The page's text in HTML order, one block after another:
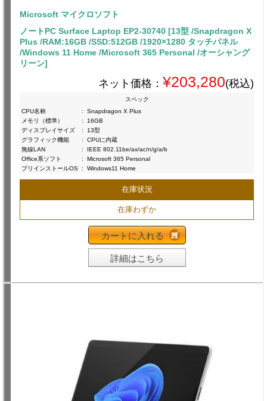
Microsoft マイクロソフト
ノートPC Surface Laptop EP2-30740 [13型 /Snapdragon X
Plus /RAM:16GB /SSD:512GB /1920×1280 タッチパネル
/Windows 11 Home /Microsoft 365 Personal /オーシャング
リーン]
ネット価格： ¥203,280(税込)
スペック
CPU名称
:
Snapdragon X Plus
メモリ（標準）
:
16GB
ディスプレイサイズ
:
13型
グラフィック機能
:
CPUに内蔵
無線LAN
:
IEEE 802.11be/ax/ac/n/g/a/b
Office系ソフト
:
Microsoft 365 Personal
プリインストールOS : Windows11 Home
在庫状況
在庫わずか
カートに入れる
詳細はこちら